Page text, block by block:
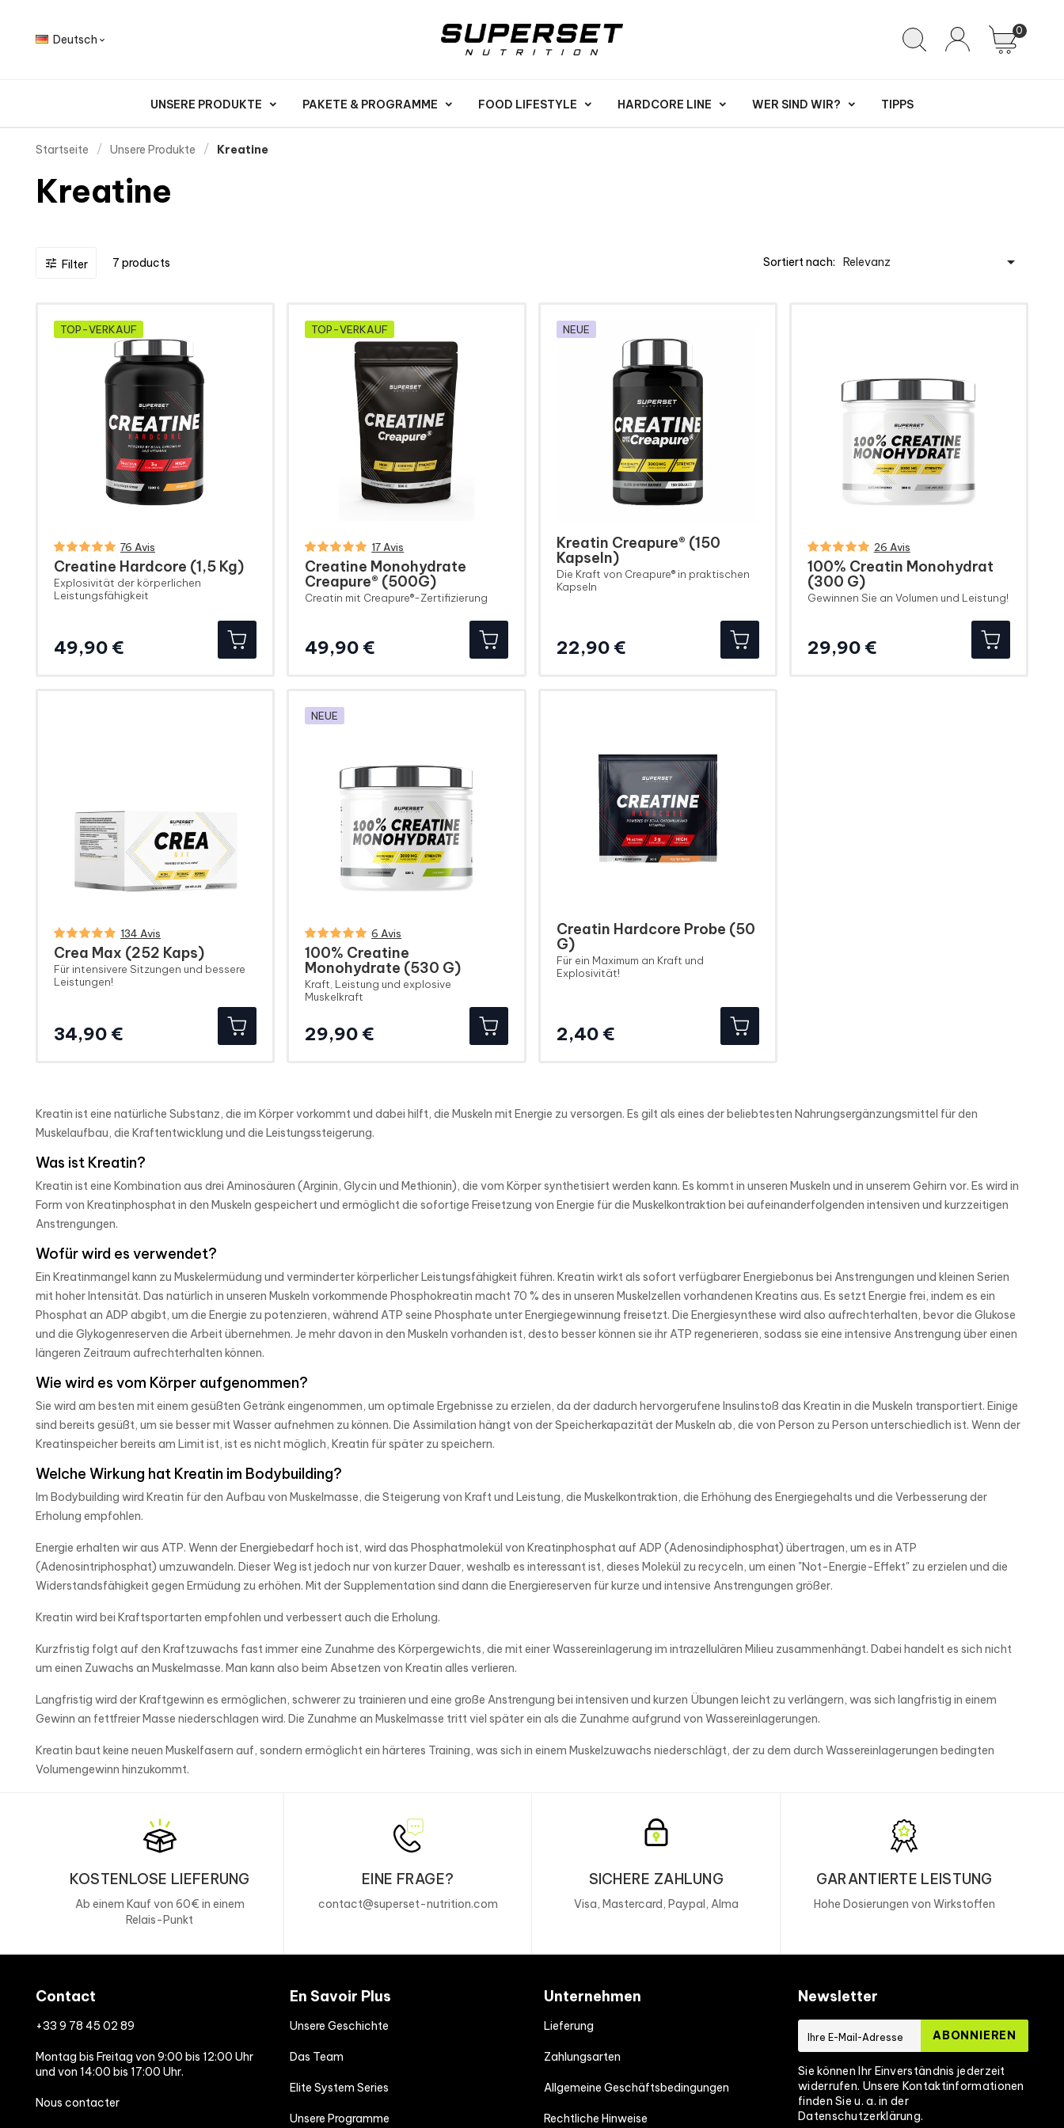
Deutsch 
0
UNSERE PRODUKTE PAKETE & PROGRAMME FOOD LIFESTYLE HARDCORE LINE WER SIND WIR? TIPPS
Startseite Unsere Produkte Kreatine
Kreatine
 Filter 7 products Sortiert nach: Relevanz 
TOP-VERKAUF
76 Avis
Creatine Hardcore (1,5 Kg)
Explosivität der körperlichen
Leistungsfähigkeit
49,90 €Preis
TOP-VERKAUF
17 Avis
Creatine Monohydrate
Creapure® (500G)
Creatin mit Creapure®-Zertifizierung
49,90 €Preis
NEUE
Kreatin Creapure® (150
Kapseln)
Die Kraft von Creapure® in praktischen
Kapseln
22,90 €Preis
26 Avis
100% Creatin Monohydrat
(300 G)
Gewinnen Sie an Volumen und Leistung!
29,90 €Preis
134 Avis
Crea Max (252 Kaps)
Für intensivere Sitzungen und bessere
Leistungen!
34,90 €Preis
NEUE
6 Avis
100% Creatine
Monohydrate (530 G)
Kraft, Leistung und explosive
Muskelkraft
29,90 €Preis
Creatin Hardcore Probe (50
G)
Für ein Maximum an Kraft und
Explosivität!
2,40 €Preis
Kreatin ist eine natürliche Substanz, die im Körper vorkommt und dabei hilft, die Muskeln mit Energie zu versorgen. Es gilt als eines der beliebtesten Nahrungsergänzungsmittel für den
Muskelaufbau, die Kraftentwicklung und die Leistungssteigerung.
Was ist Kreatin?
Kreatin ist eine Kombination aus drei Aminosäuren (Arginin, Glycin und Methionin), die vom Körper synthetisiert werden kann. Es kommt in unseren Muskeln und in unserem Gehirn vor. Es wird in
Form von Kreatinphosphat in den Muskeln gespeichert und ermöglicht die sofortige Freisetzung von Energie für die Muskelkontraktion bei aufeinanderfolgenden intensiven und kurzzeitigen
Anstrengungen.
Wofür wird es verwendet?
Ein Kreatinmangel kann zu Muskelermüdung und verminderter körperlicher Leistungsfähigkeit führen. Kreatin wirkt als sofort verfügbarer Energiebonus bei Anstrengungen und kleinen Serien
mit hoher Intensität. Das natürlich in unseren Muskeln vorkommende Phosphokreatin macht 70 % des in unseren Muskelzellen vorhandenen Kreatins aus. Es setzt Energie frei, indem es ein
Phosphat an ADP abgibt, um die Energie zu potenzieren, während ATP seine Phosphate unter Energiegewinnung freisetzt. Die Energiesynthese wird also aufrechterhalten, bevor die Glukose
und die Glykogenreserven die Arbeit übernehmen. Je mehr davon in den Muskeln vorhanden ist, desto besser können sie ihr ATP regenerieren, sodass sie eine intensive Anstrengung über einen
längeren Zeitraum aufrechterhalten können.
Wie wird es vom Körper aufgenommen?
Sie wird am besten mit einem gesüßten Getränk eingenommen, um optimale Ergebnisse zu erzielen, da der dadurch hervorgerufene Insulinstoß das Kreatin in die Muskeln transportiert. Einige
sind bereits gesüßt, um sie besser mit Wasser aufnehmen zu können. Die Assimilation hängt von der Speicherkapazität der Muskeln ab, die von Person zu Person unterschiedlich ist. Wenn der
Kreatinspeicher bereits am Limit ist, ist es nicht möglich, Kreatin für später zu speichern.
Welche Wirkung hat Kreatin im Bodybuilding?
Im Bodybuilding wird Kreatin für den Aufbau von Muskelmasse, die Steigerung von Kraft und Leistung, die Muskelkontraktion, die Erhöhung des Energiegehalts und die Verbesserung der
Erholung empfohlen.
Energie erhalten wir aus ATP. Wenn der Energiebedarf hoch ist, wird das Phosphatmolekül von Kreatinphosphat auf ADP (Adenosindiphosphat) übertragen, um es in ATP
(Adenosintriphosphat) umzuwandeln. Dieser Weg ist jedoch nur von kurzer Dauer, weshalb es interessant ist, dieses Molekül zu recyceln, um einen "Not-Energie-Effekt" zu erzielen und die
Widerstandsfähigkeit gegen Ermüdung zu erhöhen. Mit der Supplementation sind dann die Energiereserven für kurze und intensive Anstrengungen größer.
Kreatin wird bei Kraftsportarten empfohlen und verbessert auch die Erholung.
Kurzfristig folgt auf den Kraftzuwachs fast immer eine Zunahme des Körpergewichts, die mit einer Wassereinlagerung im intrazellulären Milieu zusammenhängt. Dabei handelt es sich nicht
um einen Zuwachs an Muskelmasse. Man kann also beim Absetzen von Kreatin alles verlieren.
Langfristig wird der Kraftgewinn es ermöglichen, schwerer zu trainieren und eine große Anstrengung bei intensiven und kurzen Übungen leicht zu verlängern, was sich langfristig in einem
Gewinn an fettfreier Masse niederschlagen wird. Die Zunahme an Muskelmasse tritt viel später ein als die Zunahme aufgrund von Wassereinlagerungen.
Kreatin baut keine neuen Muskelfasern auf, sondern ermöglicht ein härteres Training, was sich in einem Muskelzuwachs niederschlägt, der zu dem durch Wassereinlagerungen bedingten
Volumengewinn hinzukommt.
KOSTENLOSE LIEFERUNG
Ab einem Kauf von 60€ in einem
Relais-Punkt
EINE FRAGE?
contact@superset-nutrition.com
SICHERE ZAHLUNG
Visa, Mastercard, Paypal, Alma
GARANTIERTE LEISTUNG
Hohe Dosierungen von Wirkstoffen
Contact
+33 9 78 45 02 89
Montag bis Freitag von 9:00 bis 12:00 Uhr
und von 14:00 bis 17:00 Uhr.
Nous contacter
En Savoir Plus
Unsere Geschichte
Das Team
Elite System Series
Unsere Programme
Unternehmen
Lieferung
Zahlungsarten
Allgemeine Geschäftsbedingungen
Rechtliche Hinweise
Newsletter
ABONNIEREN
Sie können Ihr Einverständnis jederzeit
widerrufen. Unsere Kontaktinformationen
finden Sie u. a. in der
Datenschutzerklärung.